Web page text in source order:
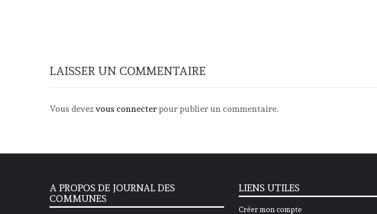
LAISSER UN COMMENTAIRE
Vous devezvous connecterpour publier un commentaire.
A PROPOS DE JOURNAL DES
COMMUNES
LIENS UTILES
Créer mon compte